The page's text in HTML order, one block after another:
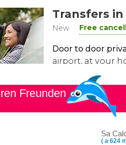
Freunden
Sa
( a 624